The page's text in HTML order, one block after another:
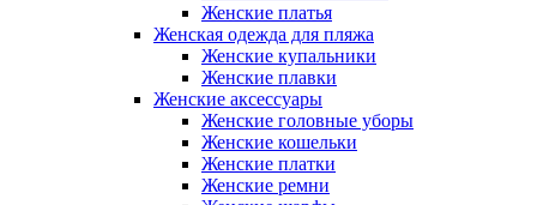
Женские платья
Женская одежда для пляжа
Женские купальники
Женские плавки
Женские аксессуары
Женские головные уборы
Женские кошельки
Женские платки
Женские ремни